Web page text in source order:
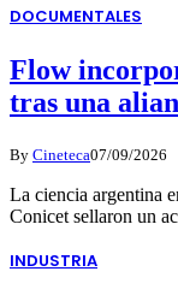
DOCUMENTALES
Flow
tras una
By Cineteca07/09/2026
La ciencia argentina
Conicet sellaron un
INDUSTRIA